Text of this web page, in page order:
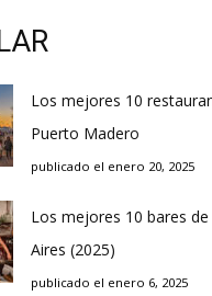
Los mejores 10
Puerto Madero
publicado el enero 20, 2025
Los mejores 10 bares
Aires (2025)
publicado el enero 6, 2025